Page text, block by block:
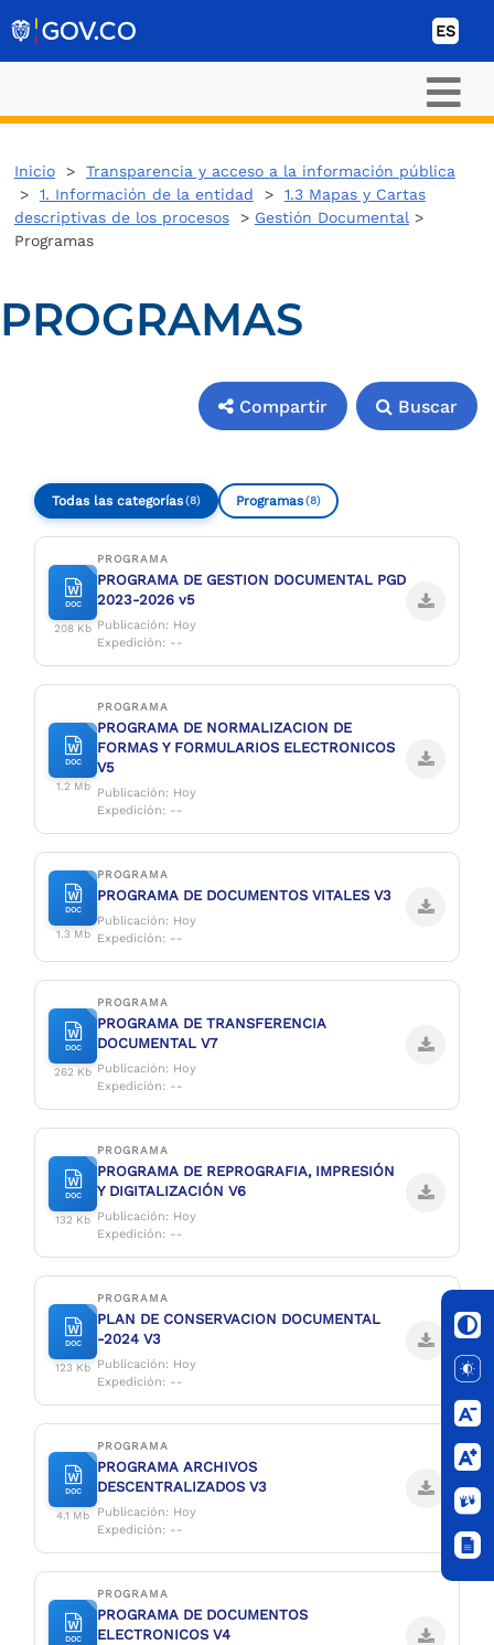
ES
Inicio> Transparencia y acceso a la información pública
> 1. Información de la entidad > 1.3 Mapas y Cartas
descriptivas de los procesos> Gestión Documental >
Programas
PROGRAMAS
Compartir Buscar
Todas las categorías(8) Programas(8)
DOC
208 Kb
PROGRAMA
PROGRAMA DE GESTION DOCUMENTAL PGD
2023-2026 v5
Publicación: Hoy
Expedición: --
DOC
1.2 Mb
PROGRAMA
PROGRAMA DE NORMALIZACION DE
FORMAS Y FORMULARIOS ELECTRONICOS
V5
Publicación: Hoy
Expedición: --
DOC
1.3 Mb
PROGRAMA
PROGRAMA DE DOCUMENTOS VITALES V3
Publicación: Hoy
Expedición: --
DOC
262 Kb
PROGRAMA
PROGRAMA DE TRANSFERENCIA
DOCUMENTAL V7
Publicación: Hoy
Expedición: --
DOC
132 Kb
PROGRAMA
PROGRAMA DE REPROGRAFIA, IMPRESIÓN
Y DIGITALIZACIÓN V6
Publicación: Hoy
Expedición: --
DOC
123 Kb
PROGRAMA
PLAN DE CONSERVACION DOCUMENTAL
-2024 V3
Publicación: Hoy
Expedición: --
DOC
4.1 Mb
PROGRAMA
PROGRAMA ARCHIVOS
DESCENTRALIZADOS V3
Publicación: Hoy
Expedición: --
DOC
PROGRAMA
PROGRAMA DE DOCUMENTOS
ELECTRONICOS V4